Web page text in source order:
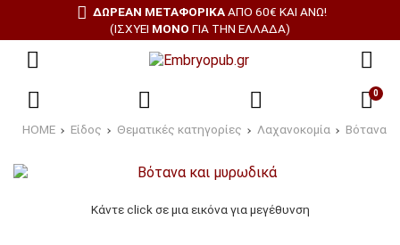
ΔΩΡΕΑΝ ΜΕΤΑΦΟΡΙΚΑΑΠΌ 60€ ΚΑΙ ΆΝΩ!
(ΙΣΧΎΕΙ ΜΌΝΟ ΓΙΑ ΤΗΝ ΕΛΛΆΔΑ)
0
HOME Είδος Θεματικές κατηγορίες Λαχανοκομία Βότανα
Κάντε click σε μια εικόνα για μεγέθυνση